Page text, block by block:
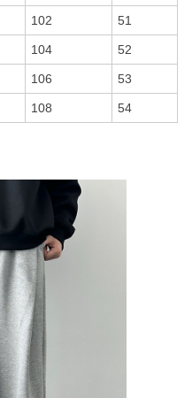
102 51
104 52
106 53
108 54